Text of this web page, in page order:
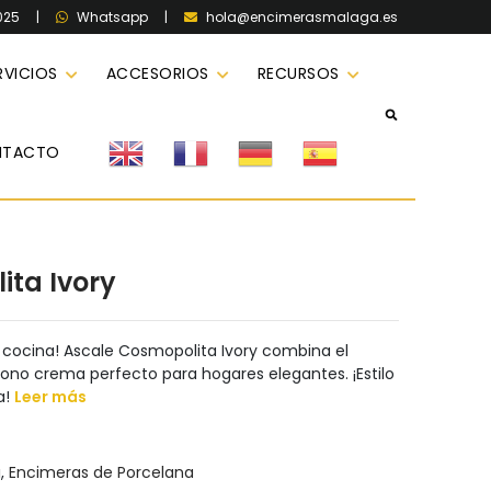
| Whatsapp | hola@encimerasmalaga.es
ACCESORIOS RECURSOS
Ivory
Ascale Cosmopolita Ivory combina el
crema perfecto para hogares elegantes. ¡Estilo
Leer más
, Encimeras de Porcelana